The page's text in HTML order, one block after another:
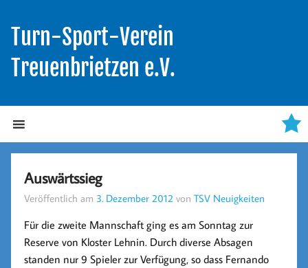
Turn-Sport-Verein
Treuenbrietzen e.V.
Auswärtssieg
Veröffentlich am 3. Dezember 2012 vonTSV Neuigkeiten
Für die zweite Mannschaft ging es am Sonntag zur
Reserve von Kloster Lehnin. Durch diverse Absagen
standen nur 9 Spieler zur Verfügung, so dass Fernando